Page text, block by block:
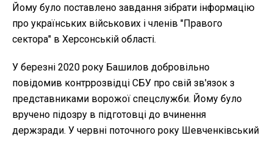
Йому було поставлено завдання зібрати інформацію
про українських військових і членів "Правого
сектора" в Херсонській області.
У березні 2020 року Башилов добровільно
повідомив контррозвідці СБУ про свій зв'язок з
представниками ворожої спецслужби. Йому було
вручено підозру в підготовці до вчинення
держзради. У червні поточного року Шевченківський